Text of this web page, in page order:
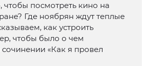
чтобы посмотреть кино на
Где ноябрян ждут теплые
как устроить
чтобы было о чем
«Как я провел